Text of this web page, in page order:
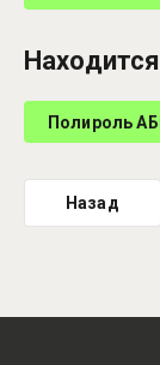
Полироль
Назад